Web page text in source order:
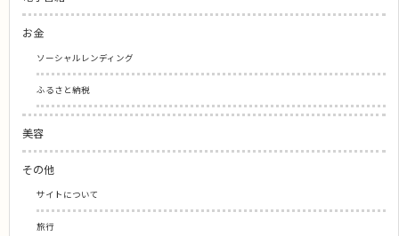
お金
ソーシャルレンディング
ふるさと納税
美容
その他
サイトについて
旅行